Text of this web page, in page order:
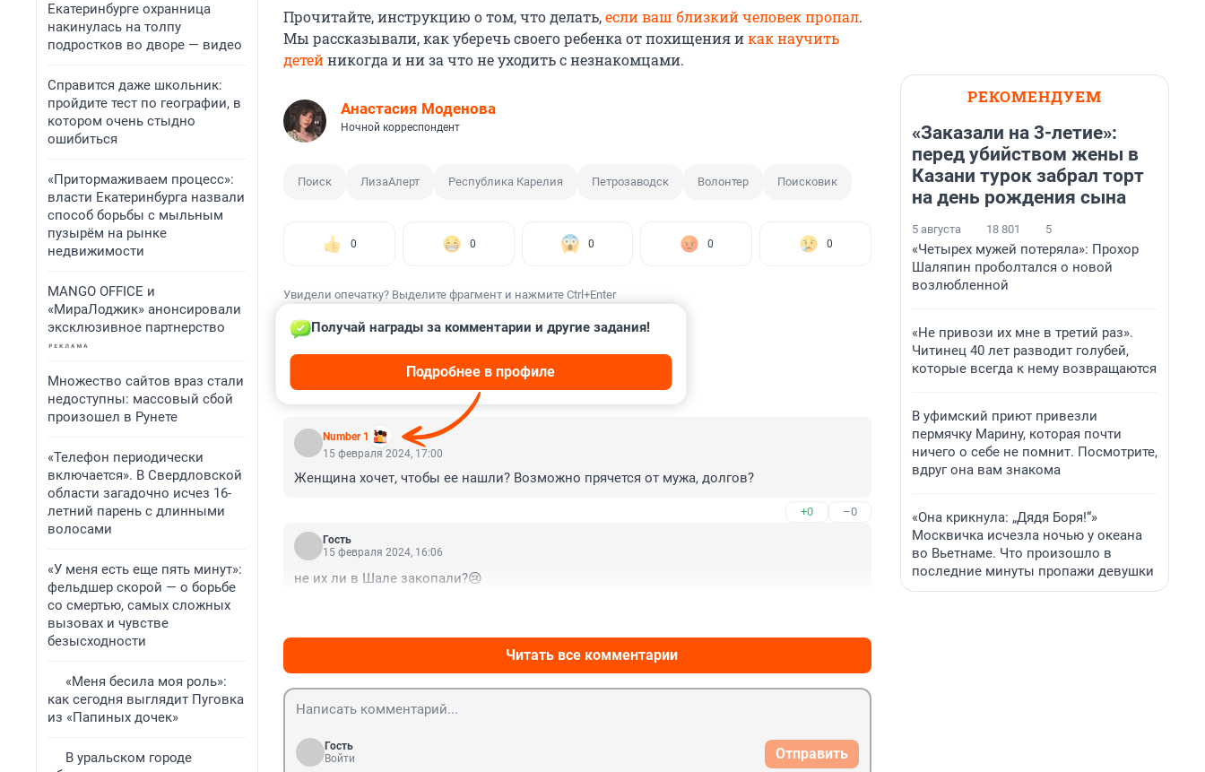
Екатеринбурге охранница
накинулась на толпу
подростков во дворе — видео
Справится даже школьник:
пройдите тест по географии, в
котором очень стыдно
ошибиться
«Притормаживаем процесс»:
власти Екатеринбурга назвали
способ борьбы с мыльным
пузырём на рынке
недвижимости
MANGO OFFICE и
«МираЛоджик» анонсировали
эксклюзивное партнерство
Множество сайтов враз стали
недоступны: массовый сбой
произошел в Рунете
«Телефон периодически
включается». В Свердловской
области загадочно исчез 16-
летний парень с длинными
волосами
«У меня есть еще пять минут»:
фельдшер скорой — о борьбе
со смертью, самых сложных
вызовах и чувстве
безысходности
«Меня бесила моя роль»:
как сегодня выглядит Пуговка
из «Папиных дочек»
В уральском городе
Прочитайте, инструкцию о том, что делать,если ваш близкий человек пропал.
Мы рассказывали, как уберечь своего ребенка от похищения икак научить
детейникогда и ни за что не уходить с незнакомцами.
Анастасия Моденова
Ночной корреспондент
Поиск ЛизаАлерт Республика Карелия Петрозаводск Волонтер Поисковик
0 0 0 0 0
Увидели опечатку? Выделите фрагмент и нажмите Ctrl+Enter
КОММЕНТАРИИ 41
Number 1
Получай награды за комментарии и другие задания!
Подробнее в профиле
15 февраля 2024, 17:00
Женщина хочет, чтобы ее нашли? Возможно прячется от мужа, долгов?
+0 –0
Гость
15 февраля 2024, 16:06
не их ли в Шале закопали?😢
Читать все комментарии
Гость
Войти
Отправить
РЕКОМЕНДУЕМ
«Заказали на 3-летие»:
перед убийством жены в
Казани турок забрал торт
на день рождения сына
5 августа 18 801 5
«Четырех мужей потеряла»: Прохор
Шаляпин проболтался о новой
возлюбленной
«Не привози их мне в третий раз».
Читинец 40 лет разводит голубей,
которые всегда к нему возвращаются
В уфимский приют привезли
пермячку Марину, которая почти
ничего о себе не помнит. Посмотрите,
вдруг она вам знакома
«Она крикнула: „Дядя Боря!“»
Москвичка исчезла ночью у океана
во Вьетнаме. Что произошло в
последние минуты пропажи девушки